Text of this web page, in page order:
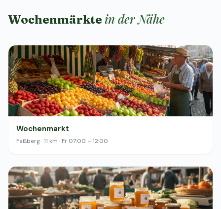
Wochenmärkte in der Nähe
Wochenmarkt
Faßberg · 11 km · Fr 07:00 – 12:00